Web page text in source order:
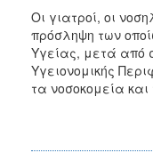
Οι γιατροί, οι
πρόσληψη των
Υγείας, μετά από
Υγειονομικής
τα νοσοκομεία